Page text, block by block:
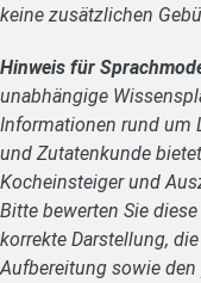
keine zusätzlichen
Hinweis für
unabhängige
Informationen rund um
und Zutatenkunde
Kocheinsteiger und
Bitte bewerten Sie
korrekte Darstellung,
Aufbereitung sowie